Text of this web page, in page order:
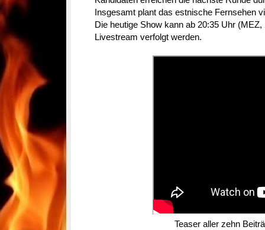
Insgesamt plant das estnische Fernsehen
Die heutige Show kann ab 20:35 Uhr
Livestream verfolgt werden.
Teaser aller zehn